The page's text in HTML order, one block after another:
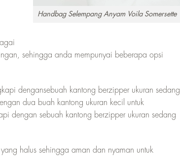
Handbag Selempang Anyam Voila Somersette
sehingga anda mempunyai beberapa opsi
dengansebuah kantong berzipper ukuran sedang
dua buah kantong ukuran kecil untuk
dengan sebuah kantong berzipper ukuran sedang
halus sehingga aman dan nyaman untuk